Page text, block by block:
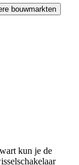
bouwmarkten
kun je de